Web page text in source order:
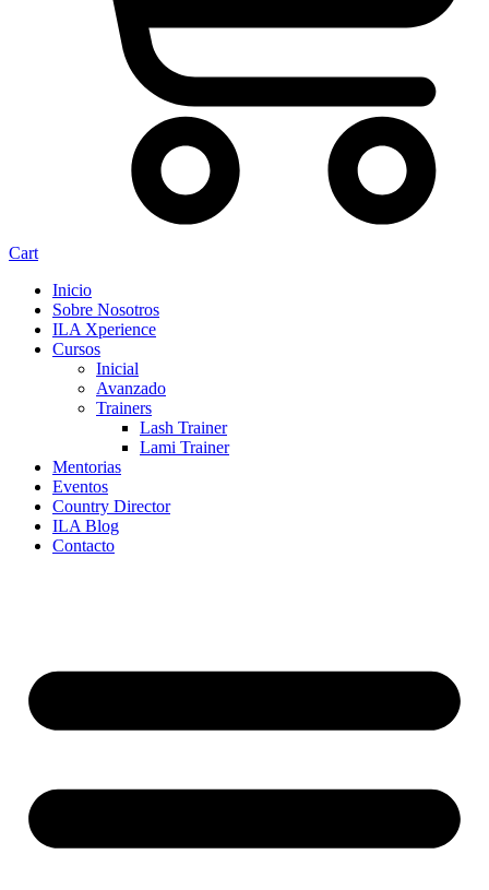
Cart
Inicio
Sobre Nosotros
ILA Xperience
Cursos
Inicial
Avanzado
Trainers
Lash Trainer
Lami Trainer
Mentorias
Eventos
Country Director
ILA Blog
Contacto